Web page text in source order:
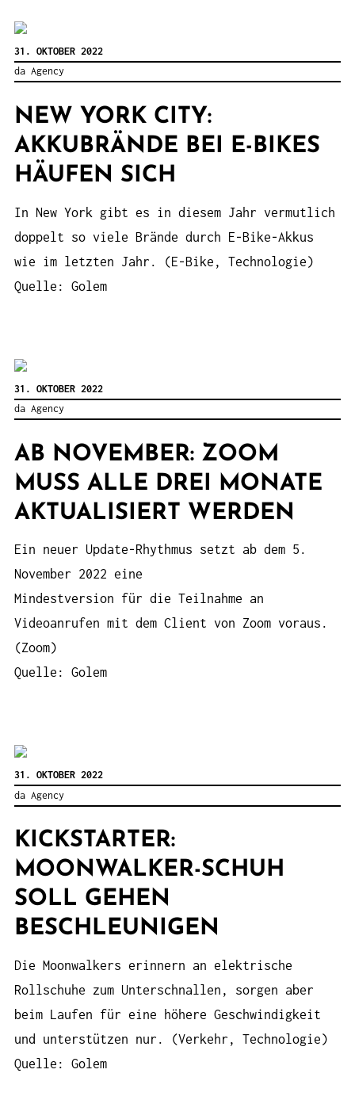
31. OKTOBER 2022
da Agency
NEW YORK CITY:
AKKUBRÄNDE BEI E-BIKES
HÄUFEN SICH
In New York gibt es in diesem Jahr vermutlich
doppelt so viele Brände durch E-Bike-Akkus
wie im letzten Jahr. (E-Bike, Technologie)
Quelle: Golem
31. OKTOBER 2022
da Agency
AB NOVEMBER: ZOOM
MUSS ALLE DREI MONATE
AKTUALISIERT WERDEN
Ein neuer Update-Rhythmus setzt ab dem 5.
November 2022 eine
Mindestversion für die Teilnahme an
Videoanrufen mit dem Client von Zoom voraus.
(Zoom)
Quelle: Golem
31. OKTOBER 2022
da Agency
KICKSTARTER:
MOONWALKER-SCHUH
SOLL GEHEN
BESCHLEUNIGEN
Die Moonwalkers erinnern an elektrische
Rollschuhe zum Unterschnallen, sorgen aber
beim Laufen für eine höhere Geschwindigkeit
und unterstützen nur. (Verkehr, Technologie)
Quelle: Golem